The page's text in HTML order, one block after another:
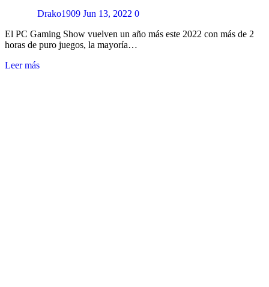
Drako1909 Jun 13, 2022 0
El PC Gaming Show vuelven un año más este 2022 con más de 2
horas de puro juegos, la mayoría…
Leer más